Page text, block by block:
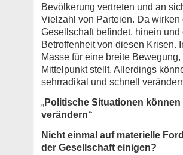
Bevölkerung vertreten und an
Vielzahl von Parteien. Da
Gesellschaft befindet, hinein
Betroffenheit von diesen Krisen.
Masse für eine breite
Mittelpunkt stellt. Allerdings
sehrradikal und schnell
„Politische Situationen
verändern“
Nicht einmal auf materielle
der Gesellschaft einigen?